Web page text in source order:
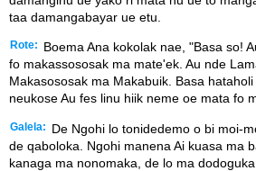
taa damangabayar ue etu.
Rote:
Boema Ana kokolak nae, "Basa so!
fo makassososak ma mate'ek. Au nde
Makasososak ma Makabuik. Basa
neukose Au fes linu hiik neme oe mata fo
Galela:
De Ngohi lo tonidedemo o bi moi-
de qaboloka. Ngohi manena Ai kuasa ma
kanaga ma nonomaka, de lo ma